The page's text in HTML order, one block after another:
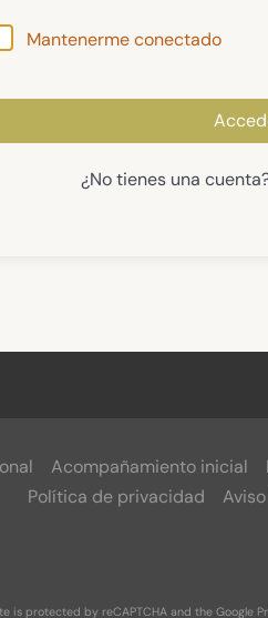
Mantenerme conectado
¿No tienes una
Acompañamiento inicial
Política de privacidad
is protected by reCAPTCHA and the Google